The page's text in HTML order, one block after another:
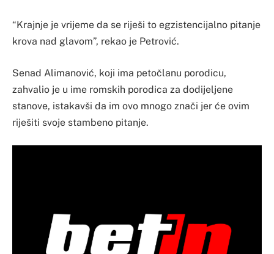
“Krajnje je vrijeme da se riješi to egzistencijalno pitanje
krova nad glavom”, rekao je Petrović.
Senad Alimanović, koji ima petočlanu porodicu,
zahvalio je u ime romskih porodica za dodijeljene
stanove, istakavši da im ovo mnogo znači jer će ovim
riješiti svoje stambeno pitanje.